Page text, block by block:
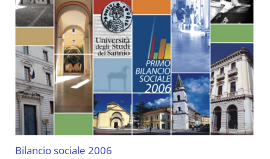
Bilancio sociale 2006